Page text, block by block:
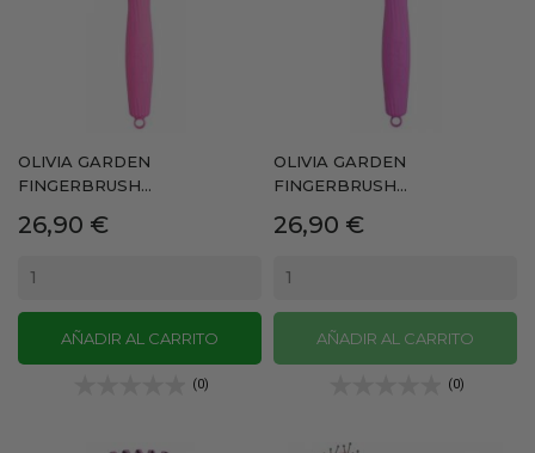
OLIVIA GARDEN
FINGERBRUSH...
Precio
26,90 €
AÑADIR AL CARRITO
(0)
OLIVIA GARDEN
FINGERBRUSH...
Precio
26,90 €
AÑADIR AL CARRITO
(0)